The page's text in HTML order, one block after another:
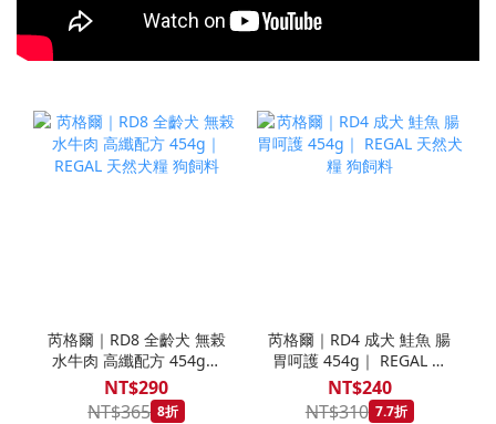
芮格爾｜RD8 全齡犬 無榖
水牛肉 高纖配方 454g｜
REGAL 天然犬糧 狗飼料
NT$290
NT$365 8折
芮格爾｜RD4 成犬 鮭魚 腸
胃呵護 454g｜ REGAL 天
然犬糧 狗飼料
NT$240
NT$310 7.7折